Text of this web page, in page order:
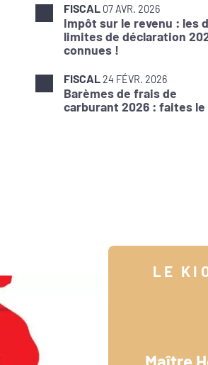
FISCAL 07 AVR. 2026
Impôt sur le revenu : les
limites de déclaration
connues !
FISCAL24 FÉVR. 2026
Barèmes de frais de
carburant 2026 : faites le
LE